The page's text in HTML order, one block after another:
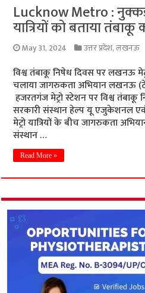
Lucknow Metro :
यात्रियों को बताया तंबाकू
May 31, 2024 उत्तर प्रदेश,लखनऊ
विश्व तंबाकू निषेध दिवस पर लखनऊ
चलाया जागरुकता अभियान लखनऊ
हजरतगंज मेट्रो स्टेशन पर विश्व
सरकारी संस्थान हेल्प यू एजुकेशनल
मेट्रो यात्रियों के बीच जागरुकता
संस्थान …
Read More »